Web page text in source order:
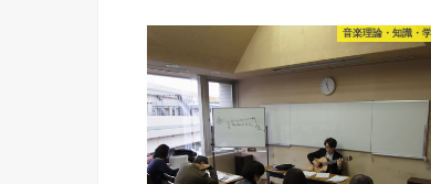
音楽理論・知識・